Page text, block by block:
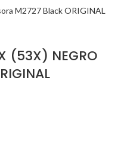
(53X) NEGRO